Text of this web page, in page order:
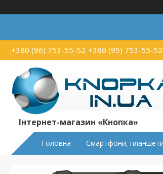
+380 (96) 753-55-52 +380 (95) 753-55-52
Інтернет-магазин «Кнопка»
Головна Смартфони,